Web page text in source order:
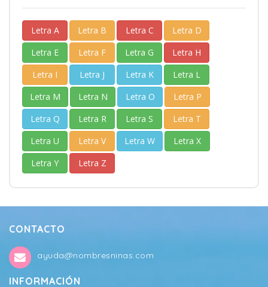
Letra A Letra B Letra C
Letra D
Letra E
Letra F Letra G
Letra H
Letra I
Letra J Letra K
Letra L
Letra M
Letra N Letra O
Letra P
Letra Q
Letra R Letra S
Letra T
Letra U
Letra V Letra W
Letra X
Letra Y
Letra Z
CONTACTO
ayuda@nombresninas.com
INFORMACIÓN